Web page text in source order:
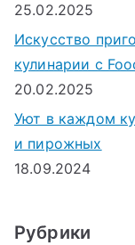
25.02.2025
Искусство
кулинарии с
20.02.2025
Уют в каждом
и пирожных
18.09.2024
Рубрики